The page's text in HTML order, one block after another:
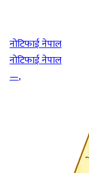
नोटिफाई नेपाल
नोटिफाई नेपाल
—,